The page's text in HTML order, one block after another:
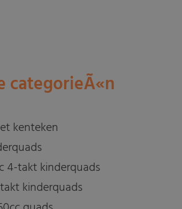
categorieÃ«n
kenteken
4-takt kinderquads
kinderquads